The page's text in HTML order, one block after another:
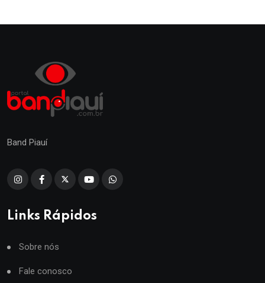
Band Piauí
Links Rápidos
Sobre nós
Fale conosco